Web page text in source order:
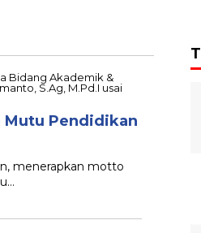
Mutu Pendidikan
menerapkan motto